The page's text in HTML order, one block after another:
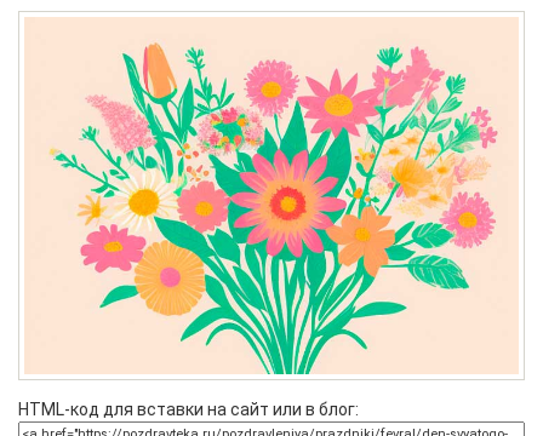
HTML-код для вставки на сайт или в блог: